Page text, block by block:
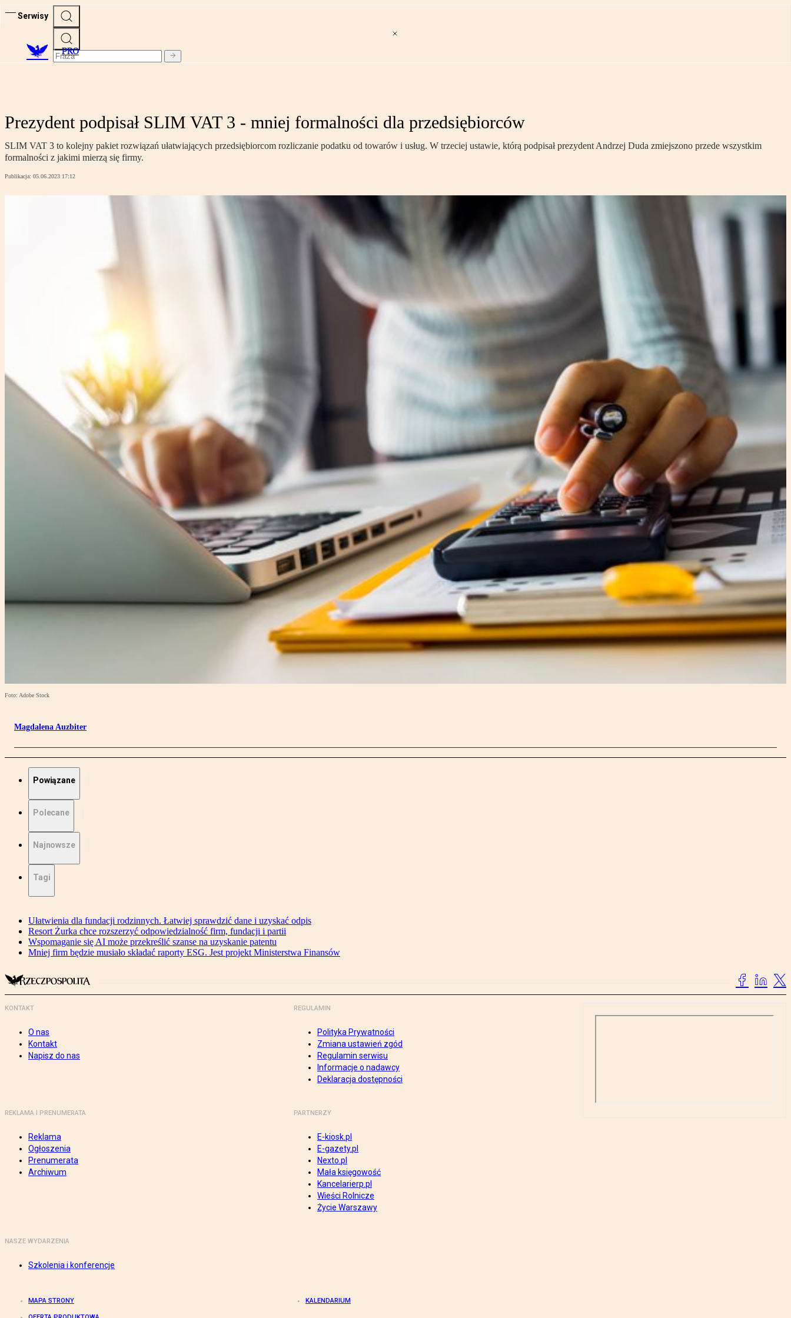
Serwisy
PRO
Prezydent podpisał SLIM VAT 3 - mniej formalności dla przedsiębiorców
SLIM VAT 3 to kolejny pakiet rozwiązań ułatwiających przedsiębiorcom rozliczanie podatku od towarów i usług. W trzeciej ustawie, którą podpisał prezydent Andrzej Duda zmiejszono przede wszystkim
formalności z jakimi mierzą się firmy.
Publikacja: 05.06.2023 17:12
Foto: Adobe Stock
Magdalena Auzbiter
Powiązane
Polecane
Najnowsze
Tagi
Ułatwienia dla fundacji rodzinnych. Łatwiej sprawdzić dane i uzyskać odpis
Resort Żurka chce rozszerzyć odpowiedzialność firm, fundacji i partii
Wspomaganie się AI może przekreślić szanse na uzyskanie patentu
Mniej firm będzie musiało składać raporty ESG. Jest projekt Ministerstwa Finansów
KONTAKT
O nas
Kontakt
Napisz do nas
REGULAMIN
Polityka Prywatności
Zmiana ustawień zgód
Regulamin serwisu
Informacje o nadawcy
Deklaracja dostępności
REKLAMA I PRENUMERATA
Reklama
Ogłoszenia
Prenumerata
Archiwum
PARTNERZY
E-kiosk.pl
E-gazety.pl
Nexto.pl
Mała księgowość
Kancelarierp.pl
Wieści Rolnicze
Życie Warszawy
NASZE WYDARZENIA
Szkolenia i konferencje
MAPA STRONY KALENDARIUM